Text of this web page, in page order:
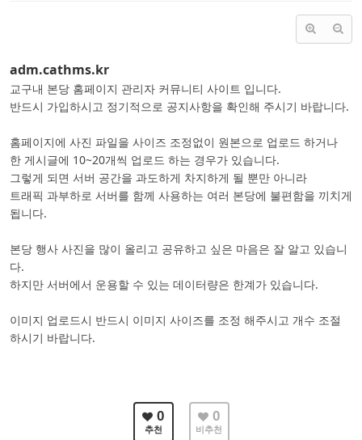
adm.cathms.kr
교구내 본당 홈페이지 관리자 커뮤니티 사이트 입니다.
반드시 가입하시고 정기적으로 공지사항을 확인해 주시기 바랍니다.
홈페이지에 사진 파일을 사이즈 조정없이 원본으로 업로드 하거나
한 게시글에 10~20개씩 업로드 하는 경우가 있습니다.
그렇게 되면 서버 공간을 과도하게 차지하게 될 뿐만 아니라
트래픽 과부하로 서버를 함께 사용하는 여러 본당에 불편함을 끼치게
됩니다.
본당 행사 사진을 많이 올리고 공유하고 싶은 마음은 잘 알고 있습니
다.
하지만 서버에서 운용할 수 있는 데이터량은 한계가 있습니다.
이미지 업로드시 반드시 이미지 사이즈를 조정 해주시고 개수 조절
하시기 바랍니다.
0
추천
0
비추천